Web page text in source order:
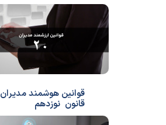
قوانین هوشمند مدیران
قانون نوزدهم